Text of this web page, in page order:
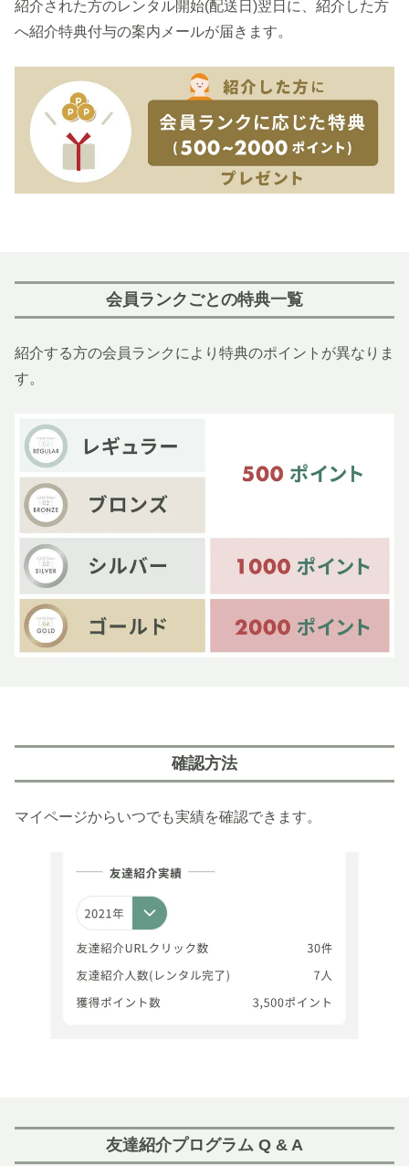
紹介された方のレンタル開始(配送日)翌日に、紹介した方
へ紹介特典付与の案内メールが届きます。
会員ランクごとの特典一覧
紹介する方の会員ランクにより特典のポイントが異なりま
す。
確認方法
マイページからいつでも実績を確認できます。
友達紹介プログラム Q & A